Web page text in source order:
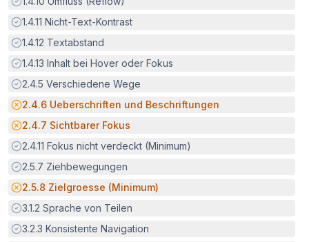
Erfüllt:
1.4.11 Nicht-Text-Kontrast
Erfüllt:
1.4.12 Textabstand
Erfüllt:
1.4.13 Inhalt bei Hover oder Fokus
Erfüllt:
2.4.5 Verschiedene Wege
Potenzielle Barriere:
2.4.6 Ueberschriften und Beschriftungen
Potenzielle Barriere:
2.4.7 Sichtbarer Fokus
Erfüllt:
2.4.11 Fokus nicht verdeckt (Minimum)
Erfüllt:
2.5.7 Ziehbewegungen
Potenzielle Barriere:
2.5.8 Zielgroesse (Minimum)
Erfüllt:
3.1.2 Sprache von Teilen
Erfüllt:
3.2.3 Konsistente Navigation